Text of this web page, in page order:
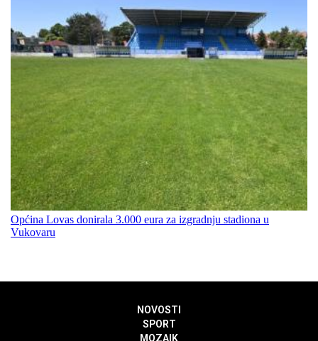
Općina Lovas donirala 3.000 eura za izgradnju stadiona u
Vukovaru
NOVOSTI
SPORT
MOZAIK